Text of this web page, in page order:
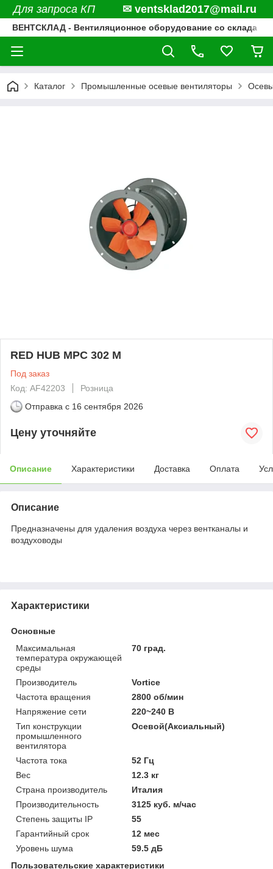
Для запроса КП ✉ ventsklad2017@mail.ru
ВЕНТСКЛАД - Вентиляционное оборудование со склада
Каталог Промышленные осевые вентиляторы
RED HUB MPС 302 M
Под заказ
Код: AF42203
Розница
Отправка с 16 сентября 2026
Цену уточняйте
Описание Характеристики Доставка Оплата
Описание
Предназначены для удаления воздуха через вентканалы и
воздуховоды
Характеристики
Основные
Максимальная
температура окружающей
среды
70 град.
Производитель
Vortice
Частота вращения
2800 об/мин
Напряжение сети
220~240 В
Тип конструкции
промышленного
вентилятора
Осевой(Аксиальный)
Частота тока
52 Гц
Вес
12.3 кг
Страна производитель
Италия
Производительность
3125 куб. м/час
Степень защиты IP
55
Гарантийный срок
12 мес
Уровень шума
59.5 дБ
Пользовательские характеристики